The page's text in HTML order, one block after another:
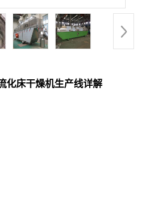
化床干燥机生产线详解